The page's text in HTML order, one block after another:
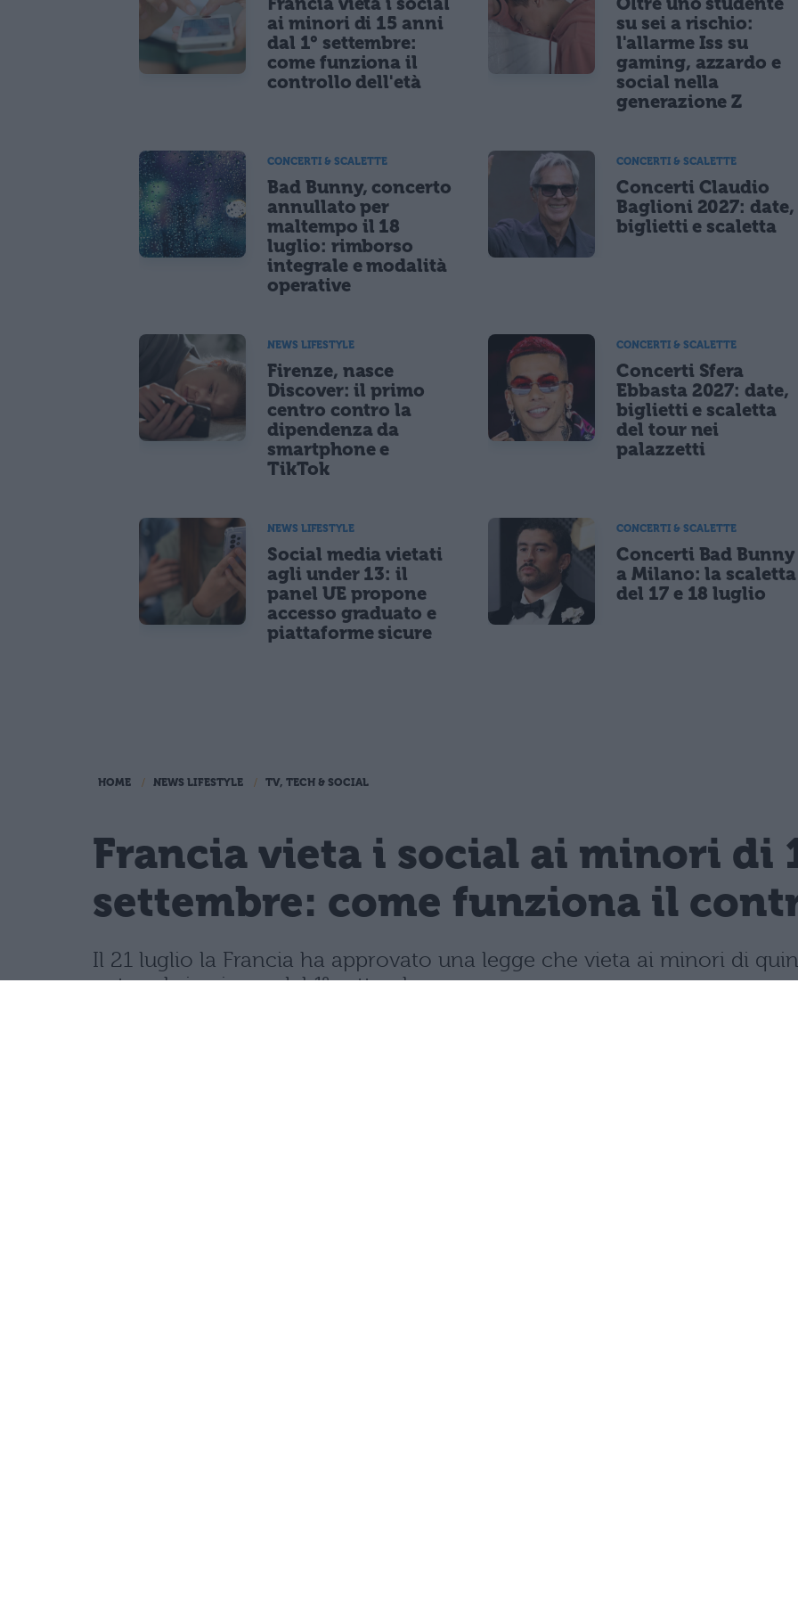
ai minori di 15 anni
dal 1° settembre:
come funziona il
controllo dell'età
su sei a rischio:
l'allarme Iss su
gaming, azzardo e
social nella
generazione Z
CONCERTI & SCALETTE
Bad Bunny, concerto
annullato per
maltempo il 18
luglio: rimborso
integrale e modalità
operative
CONCERTI & SCALETTE
Concerti Claudio
Baglioni 2027: date,
biglietti e scaletta
NEWS LIFESTYLE
Firenze, nasce
Discover: il primo
centro contro la
dipendenza da
smartphone e
TikTok
CONCERTI & SCALETTE
Concerti Sfera
Ebbasta 2027: date,
biglietti e scaletta
del tour nei
palazzetti
NEWS LIFESTYLE
Social media vietati
agli under 13: il
panel UE propone
accesso graduato e
piattaforme sicure
CONCERTI & SCALETTE
Concerti Bad Bunny
a Milano: la scaletta
del 17 e 18 luglio
HOME NEWS LIFESTYLE TV, TECH & SOCIAL
Francia vieta i social ai minori di
settembre: come funziona il
Il 21 luglio la Francia ha approvato una legge che vieta ai minori di
network, in vigore dal 1° settembre.